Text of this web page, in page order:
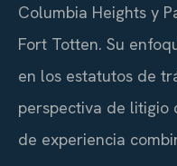
Columbia Heights y
Fort Totten. Su
en los estatutos de
perspectiva de litigio
de experiencia